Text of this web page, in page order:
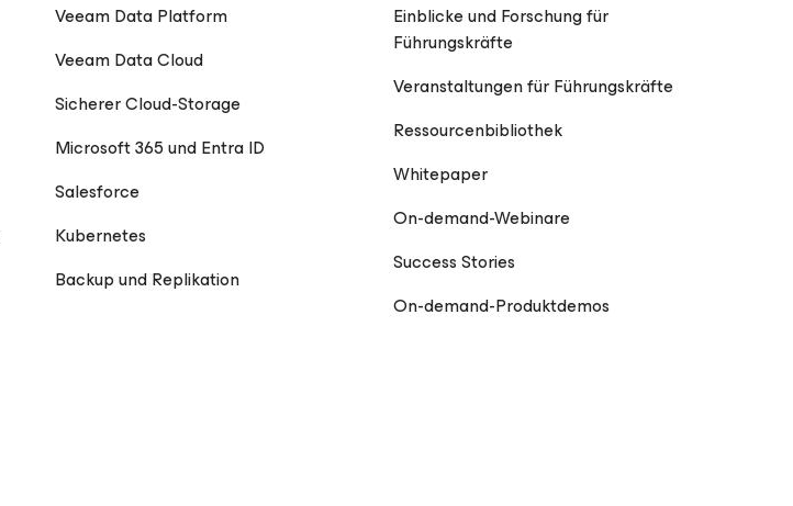
Veeam Data Platform
Veeam Data Cloud
Sicherer Cloud-Storage
Microsoft 365 und Entra ID
Salesforce
Kubernetes
Backup und Replikation
Einblicke und Forschung für
Führungskräfte
Veranstaltungen für Führungskräfte
Ressourcenbibliothek
Whitepaper
On-demand-Webinare
Success Stories
On-demand-Produktdemos